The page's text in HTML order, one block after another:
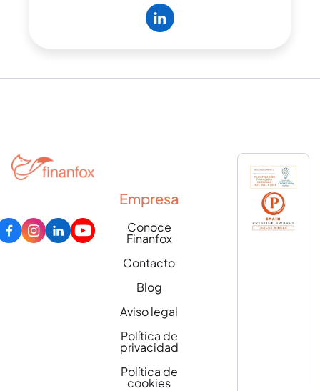
Empresa
Conoce
Finanfox
Contacto
Blog
Aviso legal
Política de
privacidad
Política de
cookies